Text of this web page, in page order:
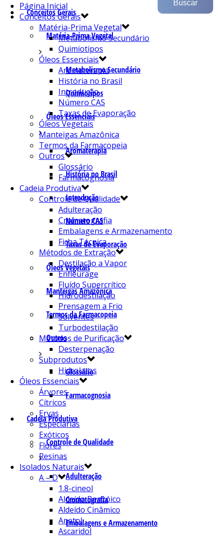
Conceitos Gerais
Matéria-Prima Vegetal
Metabolismo Secundário
Quimiotipos
Óleos Essenciais
Aromaterapia
História no Brasil
Introdução
Número CAS
Taxas de Evaporação
Óleos Vegetais
Manteigas Amazônica
Termos da Farmacopeia
Outros
Glossário
Farmacognosia
Cadeia Produtiva
Controle de Qualidade
Adulteração
Cromatografia
Embalagens e Armazenamento
Página Inicial
Conceitos Gerais
Matéria-Prima Vegetal
Metabolismo Secundário
Quimiotipos
Óleos Essenciais
Aromaterapia
História no Brasil
Introdução
Número CAS
Taxas de Evaporação
Óleos Vegetais
Manteigas Amazônica
Termos da Farmacopeia
Outros
Glossário
Farmacognosia
Cadeia Produtiva
Controle de Qualidade
Adulteração
Cromatografia
Embalagens e Armazenamento
Ficha Técnica
Métodos de Extração
Destilação a Vapor
Enfleurage
Fluído Supercrítico
Hidrodestilação
Prensagem a Frio
Solventes
Turbodestilação
Métodos de Purificação
Desterpenação
Subprodutos
Hidrolatos
Óleos Essenciais
Árvores
Cítricos
Ervas
Especiarias
Exóticos
Flores
Resinas
Isolados Naturais
A – D
1.8-cineol
Aldeído Benzóico
Aldeído Cinâmico
Anetol
Ascaridol